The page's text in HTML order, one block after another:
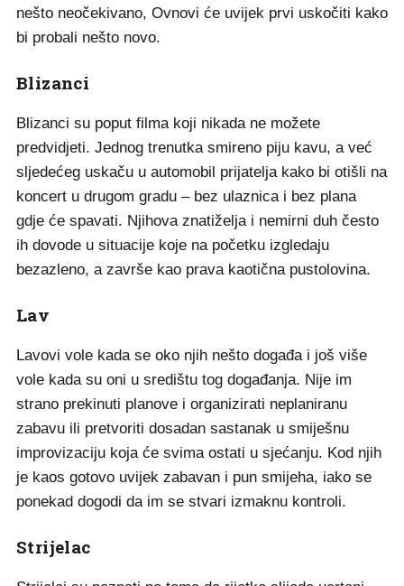
nešto neočekivano, Ovnovi će uvijek prvi uskočiti kako
bi probali nešto novo.
Blizanci
Blizanci su poput filma koji nikada ne možete
predvidjeti. Jednog trenutka smireno piju kavu, a već
sljedećeg uskaču u automobil prijatelja kako bi otišli na
koncert u drugom gradu – bez ulaznica i bez plana
gdje će spavati. Njihova znatiželja i nemirni duh često
ih dovode u situacije koje na početku izgledaju
bezazleno, a završe kao prava kaotična pustolovina.
Lav
Lavovi vole kada se oko njih nešto događa i još više
vole kada su oni u središtu tog događanja. Nije im
strano prekinuti planove i organizirati neplaniranu
zabavu ili pretvoriti dosadan sastanak u smiješnu
improvizaciju koja će svima ostati u sjećanju. Kod njih
je kaos gotovo uvijek zabavan i pun smijeha, iako se
ponekad dogodi da im se stvari izmaknu kontroli.
Strijelac